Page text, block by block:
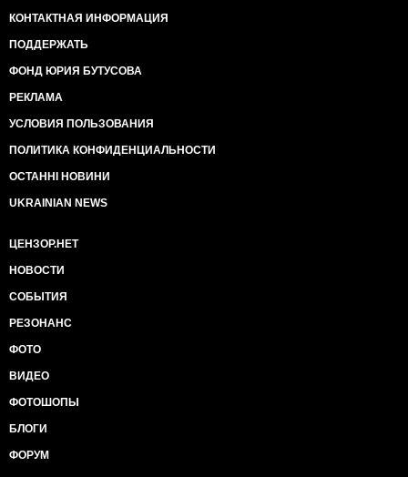
КОНТАКТНАЯ ИНФОРМАЦИЯ
ПОДДЕРЖАТЬ
ФОНД ЮРИЯ БУТУСОВА
РЕКЛАМА
УСЛОВИЯ ПОЛЬЗОВАНИЯ
ПОЛИТИКА КОНФИДЕНЦИАЛЬНОСТИ
ОСТАННІ НОВИНИ
UKRAINIAN NEWS
ЦЕНЗОР.НЕТ
НОВОСТИ
СОБЫТИЯ
РЕЗОНАНС
ФОТО
ВИДЕО
ФОТОШОПЫ
БЛОГИ
ФОРУМ